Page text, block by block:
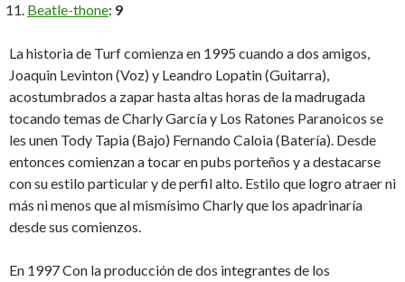
Beatle-thone: 9
La historia de Turf comienza en 1995 cuando a dos amigos,
Joaquin Levinton (Voz) y Leandro Lopatin (Guitarra),
acostumbrados a zapar hasta altas horas de la madrugada
tocando temas de Charly García y Los Ratones Paranoicos se
les unen Tody Tapia (Bajo) Fernando Caloia (Batería). Desde
entonces comienzan a tocar en pubs porteños y a destacarse
con su estilo particular y de perfil alto. Estilo que logro atraer ni
más ni menos que al mismísimo Charly que los apadrinaría
desde sus comienzos.
En 1997 Con la producción de dos integrantes de los